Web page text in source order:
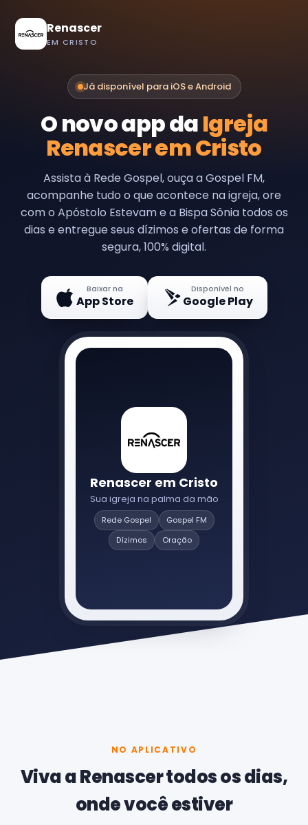
Renascer
EM CRISTO
Já disponível para iOS e Android
O novo app daIgreja
Renascer em Cristo
Assista à Rede Gospel, ouça a Gospel FM,
acompanhe tudo o que acontece na igreja, ore
com o Apóstolo Estevam e a Bispa Sônia todos os
dias e entregue seus dízimos e ofertas de forma
segura, 100% digital.
Baixar na
App Store
Disponível no
Google Play
Renascer em Cristo
Sua igreja na palma da mão
Rede Gospel
Gospel FM
Dízimos
Oração
NO APLICATIVO
Viva a Renascer todos os dias,
onde você estiver